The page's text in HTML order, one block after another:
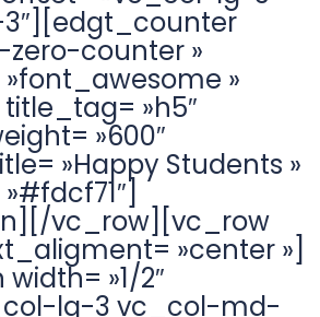
counter »
»
»h5″
»600″
»Happy Students »
vc_row][vc_row
»center »]
»1/2″
lg-3 vc_col-md-